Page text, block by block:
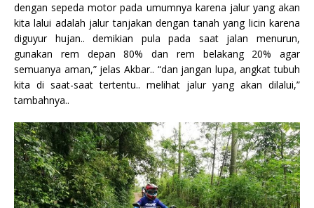
dengan sepeda motor pada umumnya karena jalur yang akan
kita lalui adalah jalur tanjakan dengan tanah yang licin karena
diguyur hujan.. demikian pula pada saat jalan menurun,
gunakan rem depan 80% dan rem belakang 20% agar
semuanya aman,” jelas Akbar.. “dan jangan lupa, angkat tubuh
kita di saat-saat tertentu.. melihat jalur yang akan dilalui,”
tambahnya..